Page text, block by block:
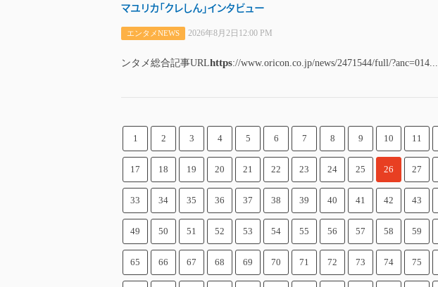
マユリカ「クレしん」インタビュー
エンタメNEWS 2026年8月2日12:00 PM
ンタメ総合記事URLhttps://www.oricon.co.jp/news/2471544/full/?anc=014...
1 2 3 4 5 6 7 8 9 10 11
17 18 19 20 21 22 23 24 25 26 27
33 34 35 36 37 38 39 40 41 42 43
49 50 51 52 53 54 55 56 57 58 59
65 66 67 68 69 70 71 72 73 74 75